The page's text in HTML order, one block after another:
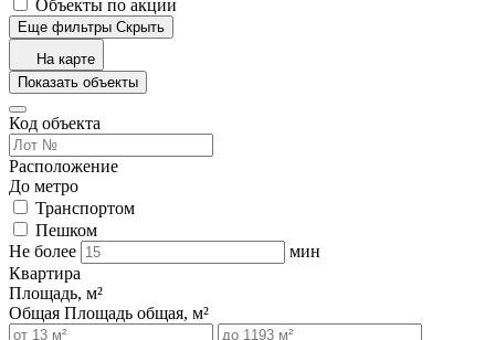
Объекты по акции
Еще фильтры Скрыть
На карте
Показать объекты
Код объекта
Расположение
До метро
Транспортом
Пешком
Не более
мин
Квартира
Площадь, м²
Общая Площадь общая, м²